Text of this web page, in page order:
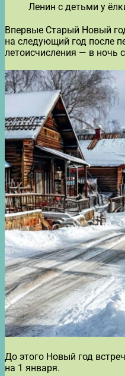
Ленин с детьми у
Впервые Старый Новый
на следующий год после
летоисчисления — в ночь
До этого Новый год
на 1 января.